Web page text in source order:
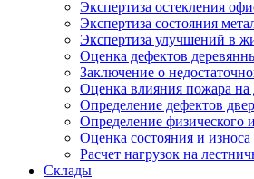
Экспертиза остекления
Экспертиза состояния
Экспертиза улучшений в
Оценка дефектов
Заключение о
Оценка влияния пожара на
Определение дефектов
Определение физического
Оценка состояния и
Расчет нагрузок на
Склады